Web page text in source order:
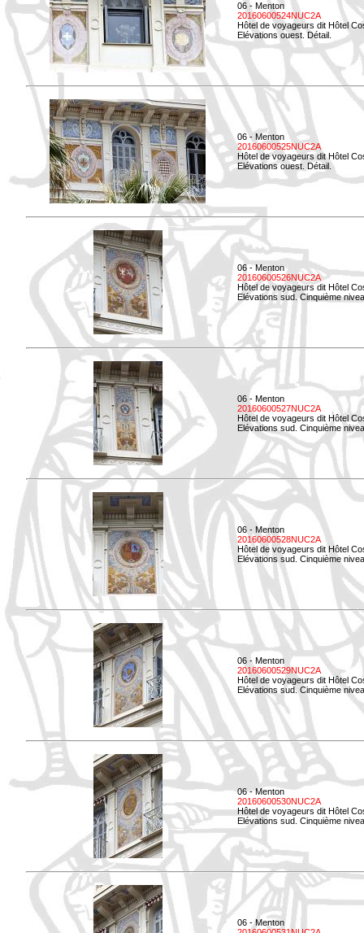
06 - Menton
20160600524NUC2A
Hôtel de voyageurs dit Hôtel
Elévations ouest. Détail.
06 - Menton
20160600525NUC2A
Hôtel de voyageurs dit Hôtel
Elévations ouest. Détail.
06 - Menton
20160600526NUC2A
Hôtel de voyageurs dit Hôtel
Elévations sud. Cinquième
06 - Menton
20160600527NUC2A
Hôtel de voyageurs dit Hôtel
Elévations sud. Cinquième
06 - Menton
20160600528NUC2A
Hôtel de voyageurs dit Hôtel
Elévations sud. Cinquième
06 - Menton
20160600529NUC2A
Hôtel de voyageurs dit Hôtel
Elévations sud. Cinquième
06 - Menton
20160600530NUC2A
Hôtel de voyageurs dit Hôtel
Elévations sud. Cinquième
06 - Menton